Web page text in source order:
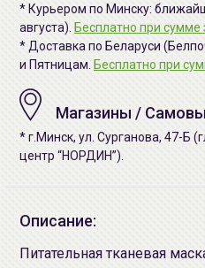
* Курьером по Минску:
августа). Бесплатно при сумме
* Доставка по Беларуси
и Пятницам. Бесплатно при
Магазины /
* г.Минск, ул. Сурганова, 47-Б
центр “НОРДИН”).
Описание:
Питательная тканевая